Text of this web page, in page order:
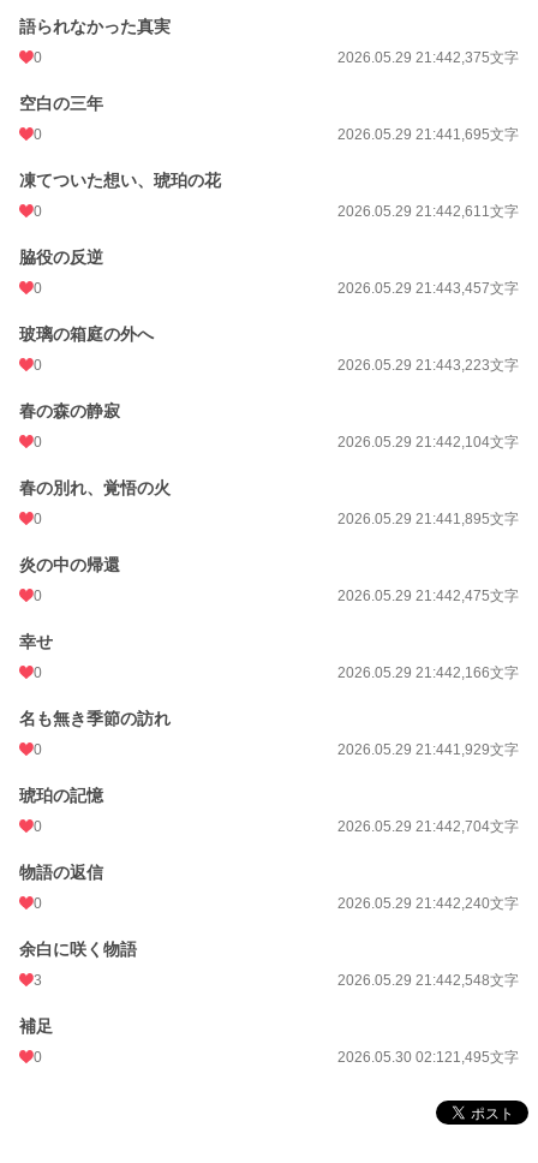
累計ポイント 2,759 pt (151,217 位)
語られなかった真実
0 2026.05.29 21:442,375文字
空白の三年
0 2026.05.29 21:441,695文字
凍てついた想い、琥珀の花
0 2026.05.29 21:442,611文字
脇役の反逆
0 2026.05.29 21:443,457文字
玻璃の箱庭の外へ
0 2026.05.29 21:443,223文字
春の森の静寂
0 2026.05.29 21:442,104文字
春の別れ、覚悟の火
0 2026.05.29 21:441,895文字
炎の中の帰還
0 2026.05.29 21:442,475文字
幸せ
0 2026.05.29 21:442,166文字
名も無き季節の訪れ
0 2026.05.29 21:441,929文字
琥珀の記憶
0 2026.05.29 21:442,704文字
物語の返信
0 2026.05.29 21:442,240文字
余白に咲く物語
3 2026.05.29 21:442,548文字
補足
0 2026.05.30 02:121,495文字